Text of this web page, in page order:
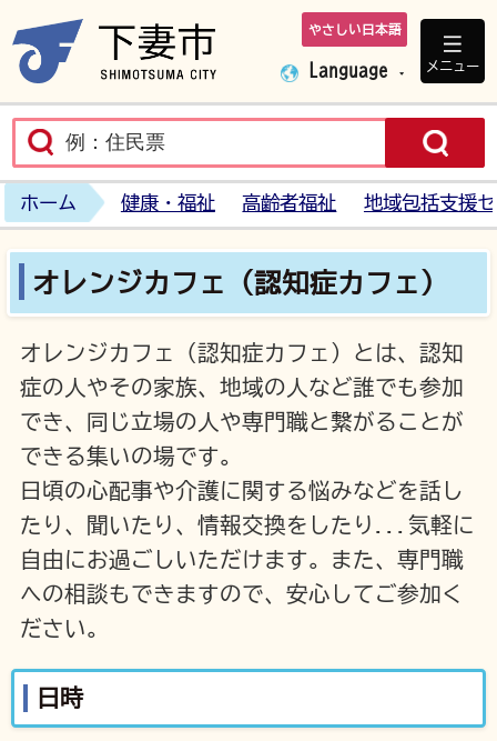
下妻市ホームペ
やさしい日本語
Language メニュー
ホーム 健康・福祉 高齢者福祉 地域包括支援
オレンジカフェ（認知症カフェ）
オレンジカフェ（認知症カフェ）とは、認知
症の人やその家族、地域の人など誰でも参加
でき、同じ立場の人や専門職と繋がることが
できる集いの場です。
日頃の心配事や介護に関する悩みなどを話し
たり、聞いたり、情報交換をしたり...気軽に
自由にお過ごしいただけます。また、専門職
への相談もできますので、安心してご参加く
ださい。
日時